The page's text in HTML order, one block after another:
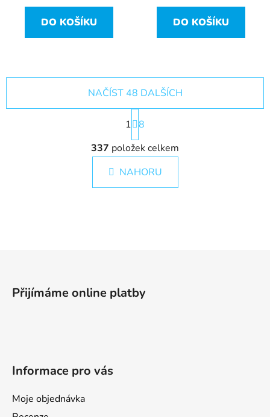
DO KOŠÍKU DO KOŠÍKU
O
v
l
á
d
k
y
NAČÍST 48 DALŠÍCH
S
t
r
á
n
k
1 8
337 položek celkem
NAHORU
Přijímáme online platby
Informace pro vás
Moje objednávka